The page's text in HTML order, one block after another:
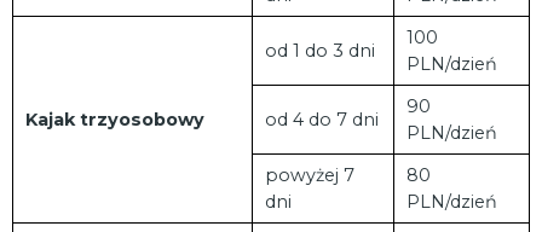
Kajak trzyosobowy
od 1 do 3 dni
100
PLN/dzień
od 4 do 7 dni
90
PLN/dzień
powyżej 7
dni
80
PLN/dzień